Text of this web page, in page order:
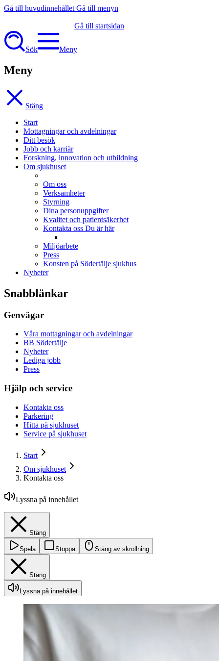
Gå till huvudinnehållet Gå till menyn
Gå till startsidan
Sök Meny
Meny
Stäng
Start
Mottagningar och avdelningar
Ditt besök
Jobb och karriär
Forskning, innovation och utbildning
Om sjukhuset
Om oss
Verksamheter
Styrning
Dina personuppgifter
Kvalitet och patientsäkerhet
Kontakta oss Du är här
Miljöarbete
Press
Konsten på Södertälje sjukhus
Nyheter
Snabblänkar
Genvägar
Våra mottagningar och avdelningar
BB Södertälje
Nyheter
Lediga jobb
Press
Hjälp och service
Kontakta oss
Parkering
Hitta på sjukhuset
Service på sjukhuset
Start
Om sjukhuset
Kontakta oss
Lyssna på innehållet
Stäng
Spela Stoppa Stäng av skrollning
Stäng
Lyssna på innehållet